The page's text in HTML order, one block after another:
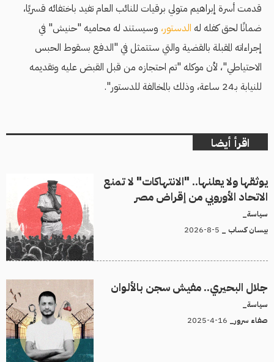
قدمت أسرة إبراهيم متولي برقيات للنائب العام تفيد باختفائه قسريًا،
ضمانًا لحق كفله له الدستور، وسيستند له محاميه "حنيش" في
إجراءاته المقبلة بالقضية والتي ستتمثل في "الدفع بسقوط الحبس
الاحتياطي"، لأن موكله "تم احتجازه من قبل القبض عليه وتقديمه
للنيابة بـ24 ساعة، وذلك بالمخالفة للدستور".
اقرأ أيضا
يوثقها ولا يعلنها.. "الانتهاكات" لا تمنع
الاتحاد الأوروبي من إقراض مصر
سياسة_
بيسان كساب _
جلال البحيري.. مفيش سجن بالألوان
سياسة_
صفاء سرور_